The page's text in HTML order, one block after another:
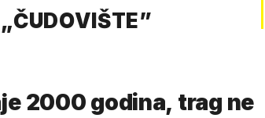
„ČUDOVIŠTE”
2000 godina, trag ne